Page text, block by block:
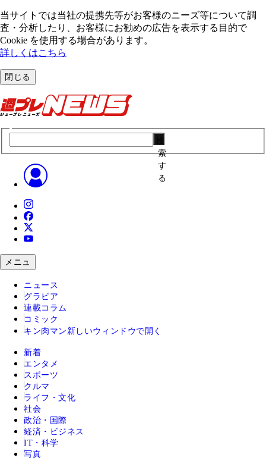
当サイトでは当社の提携先等がお客様のニーズ等について調
査・分析したり、お客様にお勧めの広告を表⽰する⽬的で
Cookie を使⽤する場合があります。
詳しくはこちら
閉じる
索
す
る
メニュ
ニュース
グラビア
連載コラム
コミック
キン肉マン 新しいウィンドウで開く
新着
エンタメ
スポーツ
クルマ
ライフ・文化
社会
政治・国際
経済・ビジネス
IT・科学
写真